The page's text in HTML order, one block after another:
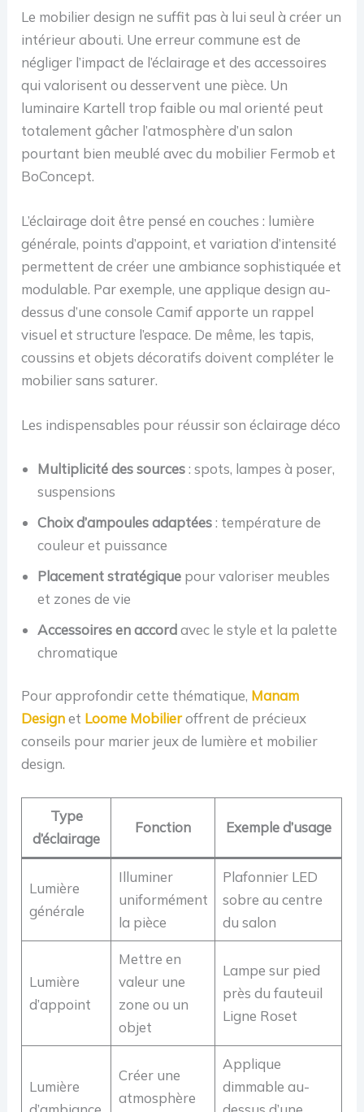
Le mobilier design ne suffit pas à lui seul à créer un
intérieur abouti. Une erreur commune est de
négliger l’impact de l’éclairage et des accessoires
qui valorisent ou desservent une pièce. Un
luminaire Kartell trop faible ou mal orienté peut
totalement gâcher l’atmosphère d’un salon
pourtant bien meublé avec du mobilier Fermob et
BoConcept.
L’éclairage doit être pensé en couches : lumière
générale, points d’appoint, et variation d’intensité
permettent de créer une ambiance sophistiquée et
modulable. Par exemple, une applique design au-
dessus d’une console Camif apporte un rappel
visuel et structure l’espace. De même, les tapis,
coussins et objets décoratifs doivent compléter le
mobilier sans saturer.
Les indispensables pour réussir son éclairage déco
Multiplicité des sources: spots, lampes à poser,
suspensions
Choix d’ampoules adaptées: température de
couleur et puissance
Placement stratégique pour valoriser meubles
et zones de vie
Accessoires en accordavec le style et la palette
chromatique
Pour approfondir cette thématique, Manam
Designet Loome Mobilieroffrent de précieux
conseils pour marier jeux de lumière et mobilier
design.
Type
d’éclairage
Fonction Exemple d’usage
Lumière
générale
Illuminer
uniformément
la pièce
Plafonnier LED
sobre au centre
du salon
Lumière
d’appoint
Mettre en
valeur une
zone ou un
objet
Lampe sur pied
près du fauteuil
Ligne Roset
Lumière
Créer une
atmosphère
Applique
dimmable au-